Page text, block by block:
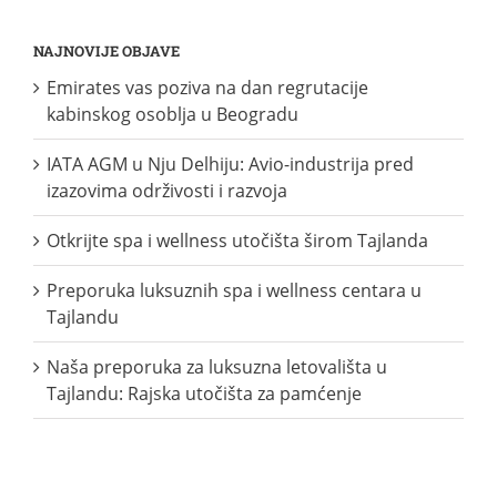
NAJNOVIJE OBJAVE
Emirates vas poziva na dan regrutacije
kabinskog osoblja u Beogradu
IATA AGM u Nju Delhiju: Avio-industrija pred
izazovima održivosti i razvoja
Otkrijte spa i wellness utočišta širom Tajlanda
Preporuka luksuznih spa i wellness centara u
Tajlandu
Naša preporuka za luksuzna letovališta u
Tajlandu: Rajska utočišta za pamćenje